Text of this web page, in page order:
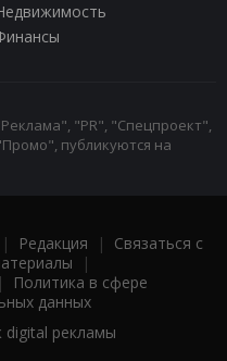
"PR", "Спецпроект",
публикуются на
| Редакция | Связаться с
|
Политика в сфере
данных
рекламы